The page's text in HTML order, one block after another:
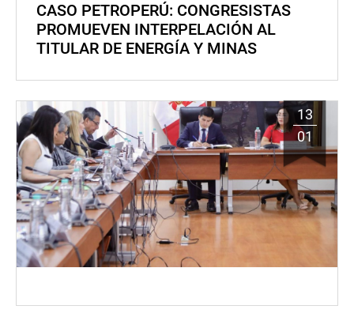
CASO PETROPERÚ: CONGRESISTAS
PROMUEVEN INTERPELACIÓN AL
TITULAR DE ENERGÍA Y MINAS
13
01